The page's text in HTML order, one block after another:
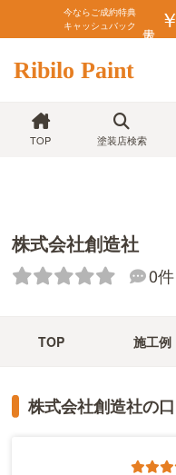
今ならご成約特典
キャッシュバック
Ribilo Paint
TOP 塗装店検索
株式会社創造社
0件
TOP 施工例
株式会社創造社の